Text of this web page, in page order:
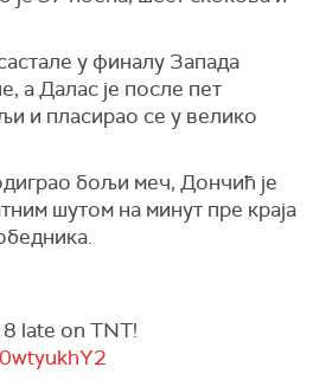
у финалу Запада
а Далас је после пет
и пласирао се у велико
бољи меч, Дончић је
шутом на минут пре краја
late on TNT!